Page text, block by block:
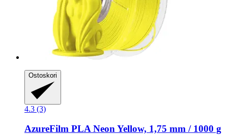
Ostoskori
4.3 (3)
AzureFilm PLA Neon Yellow, 1,75 mm / 1000 g